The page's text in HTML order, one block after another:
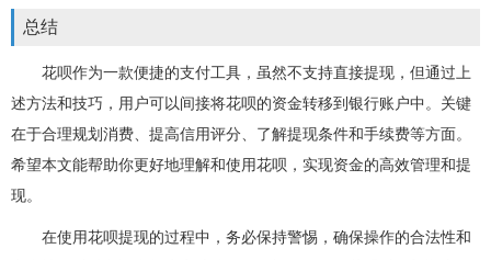
总结
花呗作为一款便捷的支付工具，虽然不支持直接提现，但通过上
述方法和技巧，用户可以间接将花呗的资金转移到银行账户中。关键
在于合理规划消费、提高信用评分、了解提现条件和手续费等方面。
希望本文能帮助你更好地理解和使用花呗，实现资金的高效管理和提
现。
在使用花呗提现的过程中，务必保持警惕，确保操作的合法性和